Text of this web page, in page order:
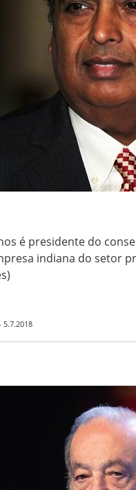
é presidente do
indiana do setor
5.7.2018